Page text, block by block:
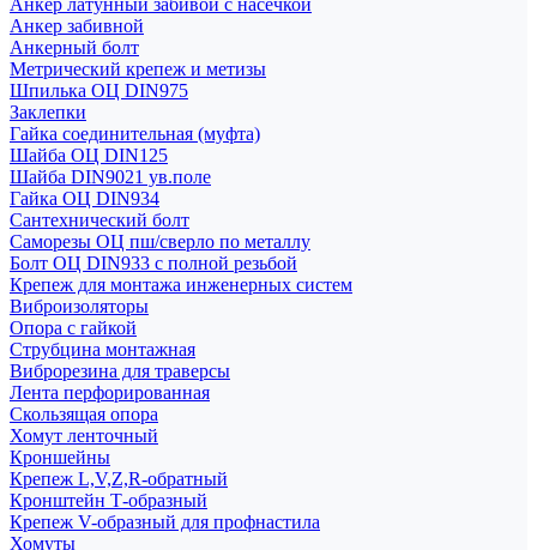
Анкер латунный забивой с насечкой
Анкер забивной
Анкерный болт
Метрический крепеж и метизы
Шпилька ОЦ DIN975
Заклепки
Гайка соединительная (муфта)
Шайба ОЦ DIN125
Шайба DIN9021 ув.поле
Гайка ОЦ DIN934
Сантехнический болт
Саморезы ОЦ пш/сверло по металлу
Болт ОЦ DIN933 с полной резьбой
Крепеж для монтажа инженерных систем
Виброизоляторы
Опора с гайкой
Струбцина монтажная
Виброрезина для траверсы
Лента перфорированная
Скользящая опора
Хомут ленточный
Кроншейны
Крепеж L,V,Z,R-обратный
Кронштейн Т-образный
Крепеж V-образный для профнастила
Хомуты